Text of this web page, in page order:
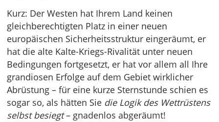
Kurz: Der Westen hat Ihrem Land keinen
gleichberechtigten Platz in einer neuen
europäischen Sicherheitsstruktur eingeräumt, er
hat die alte Kalte-Kriegs-Rivalität unter neuen
Bedingungen fortgesetzt, er hat vor allem all Ihre
grandiosen Erfolge auf dem Gebiet wirklicher
Abrüstung – für eine kurze Sternstunde schien es
sogar so, als hätten Sie die Logik des Wettrüstens
selbst besiegt– gnadenlos abgeräumt!